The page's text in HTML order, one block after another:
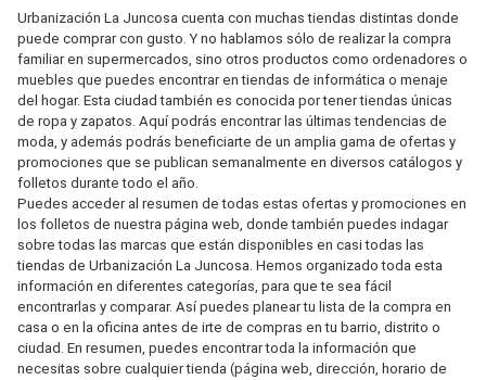
Urbanización La Juncosa cuenta con muchas tiendas distintas donde
puede comprar con gusto. Y no hablamos sólo de realizar la compra
familiar en supermercados, sino otros productos como ordenadores o
muebles que puedes encontrar en tiendas de informática o menaje
del hogar. Esta ciudad también es conocida por tener tiendas únicas
de ropa y zapatos. Aquí podrás encontrar las últimas tendencias de
moda, y además podrás beneficiarte de un amplia gama de ofertas y
promociones que se publican semanalmente en diversos catálogos y
folletos durante todo el año.
Puedes acceder al resumen de todas estas ofertas y promociones en
los folletos de nuestra página web, donde también puedes indagar
sobre todas las marcas que están disponibles en casi todas las
tiendas de Urbanización La Juncosa. Hemos organizado toda esta
información en diferentes categorías, para que te sea fácil
encontrarlas y comparar. Así puedes planear tu lista de la compra en
casa o en la oficina antes de irte de compras en tu barrio, distrito o
ciudad. En resumen, puedes encontrar toda la información que
necesitas sobre cualquier tienda (página web, dirección, horario de